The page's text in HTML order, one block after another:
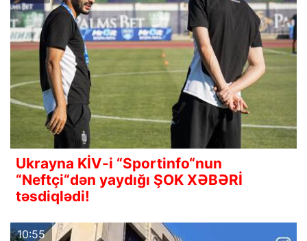
Ukrayna KİV-i “Sportinfo“nun
“Neftçi“dən yaydığı ŞOK XƏBƏRİ
təsdiqlədi!
10:55